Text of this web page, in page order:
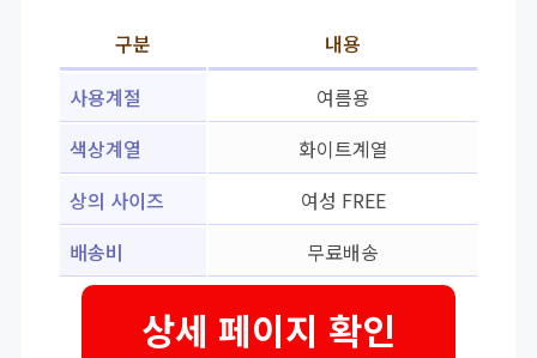
구분
내용
사용계절
여름용
색상계열
화이트계열
상의 사이즈
여성 FREE
배송비
무료배송
상세 페이지 확인